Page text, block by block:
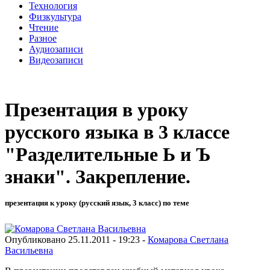
Технология
Физкультура
Чтение
Разное
Аудиозаписи
Видеозаписи
Презентация в уроку
русского языка в 3 классе
"Разделительные Ь и Ъ
знаки". Закрепление.
презентация к уроку (русский язык, 3 класс) по теме
Опубликовано 25.11.2011 - 19:23 - Комарова Светлана
Васильевна